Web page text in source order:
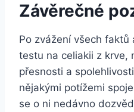
Závěrečné
Po zvážení všech ‍faktů
testu na celiakii‌ z krve,
přesnosti a
nějakými potížemi
se o ni nedávno